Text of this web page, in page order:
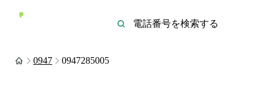
0947 0947285005